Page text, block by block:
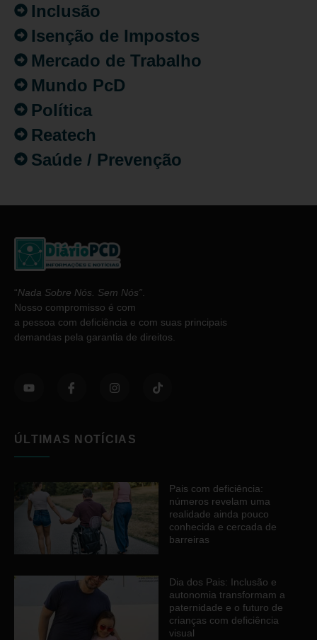
Inclusão
Isenção de Impostos
Mercado de Trabalho
Mundo PcD
Política
Reatech
Saúde / Prevenção
“Nada Sobre Nós. Sem Nós”
Nosso compromisso é com
a pessoa com deficiência e com suas principais
demandas pela garantia de direitos.
ÚLTIMAS NOTÍCIAS
Pais com deficiência:
números revelam uma
realidade ainda pouco
conhecida e cercada de
barreiras
Dia dos Pais: Inclusão e
autonomia transformam a
paternidade e o futuro de
crianças com deficiência
visual